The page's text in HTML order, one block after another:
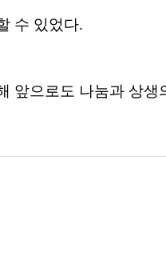
수 있었다.
앞으로도 나눔과 상생